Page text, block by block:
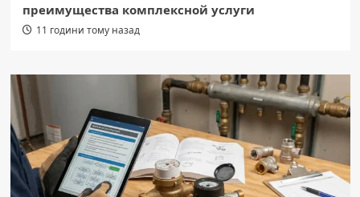
преимущества комплексной услуги
11 години тому назад